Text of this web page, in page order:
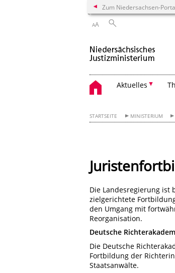
Zum Niedersachsen-
AA
Aktuelles
STARTSEITE MINISTERIUM
Die Landesregierung ist
zielgerichtete
den Umgang mit
Reorganisation.
Deutsche
Die Deutsche
Fortbildung der
Staatsanwälte.